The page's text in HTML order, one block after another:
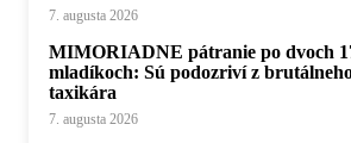
7. augusta 2026
MIMORIADNE pátranie po dvoch
mladíkoch: Sú podozriví z
taxikára
7. augusta 2026